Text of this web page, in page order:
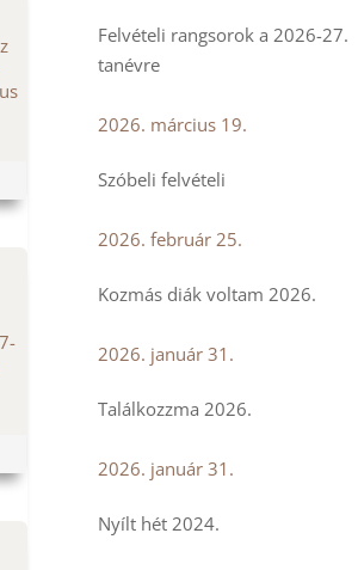
Felvételi rangsorok a 2026-27.
tanévre
2026. március 19.
Szóbeli felvételi
2026. február 25.
Kozmás diák voltam 2026.
2026. január 31.
Találkozzma 2026.
2026. január 31.
Nyílt hét 2024.